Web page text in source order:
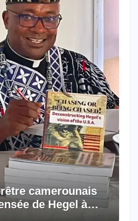
camerounais
de Hegel à